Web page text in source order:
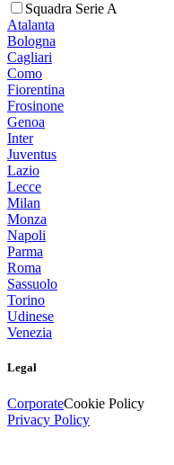
Squadra Serie A
Atalanta
Bologna
Cagliari
Como
Fiorentina
Frosinone
Genoa
Inter
Juventus
Lazio
Lecce
Milan
Monza
Napoli
Parma
Roma
Sassuolo
Torino
Udinese
Venezia
Legal
CorporateCookie Policy
Privacy Policy